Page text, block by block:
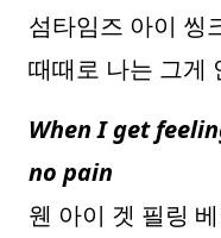
섬타임즈 아이 씽
때때로 나는 그게
When I get
no pain
웬 아이 겟 필링